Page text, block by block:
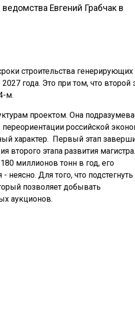
Евгений Грабчак в
строительства генерирующих
года. Это при том, что второй
м.
проектом. Она
российской
характер. Первый этап
второго этапа развития
миллионов тонн в год, его
неясно. Для того, что подстегнуть
позволяет добывать
аукционов.